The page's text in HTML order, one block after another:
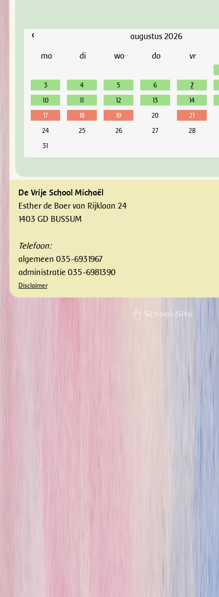
‹ augustus 2026
ma di wo do vr
3 4 5 6 7
10 11 12 13 14
17 18 19 20 21
24 25 26 27 28
31
De Vrije School Michaël
Esther de Boer van Rijklaan 24
1403 GD BUSSUM
Telefoon:
algemeen 035-6931967
administratie 035-6981390
Disclaimer